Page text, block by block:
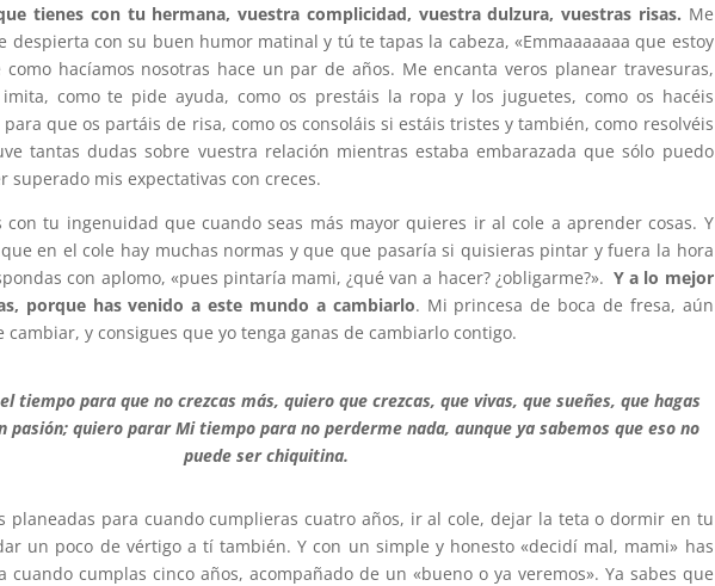
tienes con tu hermana, vuestra complicidad, vuestra dulzura, vuestras risas. Me
despierta con su buen humor matinal y tú te tapas la cabeza, «Emmaaaaaaa que estoy
como hacíamos nosotras hace un par de años. Me encanta veros planear travesuras,
como te pide ayuda, como os prestáis la ropa y los juguetes, como os hacéis
que os partáis de risa, como os consoláis si estáis tristes y también, como resolvéis
tantas dudas sobre vuestra relación mientras estaba embarazada que sólo puedo
superado mis expectativas con creces.
tu ingenuidad que cuando seas más mayor quieres ir al cole a aprender cosas. Y
en el cole hay muchas normas y que que pasaría si quisieras pintar y fuera la hora
con aplomo, «pues pintaría mami, ¿qué van a hacer? ¿obligarme?».Y a lo mejor
porque has venido a este mundo a cambiarlo. Mi princesa de boca de fresa, aún
y consigues que yo tenga ganas de cambiarlo contigo.
tiempo para que no crezcas más, quiero que crezcas, que vivas, que sueñes, que hagas
pasión; quiero parar Mi tiempo para no perderme nada, aunque ya sabemos que eso no
puede ser chiquitina.
planeadas para cuando cumplieras cuatro años, ir al cole, dejar la teta o dormir en tu
un poco de vértigo a tí también. Y con un simple y honesto «decidí mal, mami» has
cumplas cinco años, acompañado de un «bueno o ya veremos». Ya sabes que